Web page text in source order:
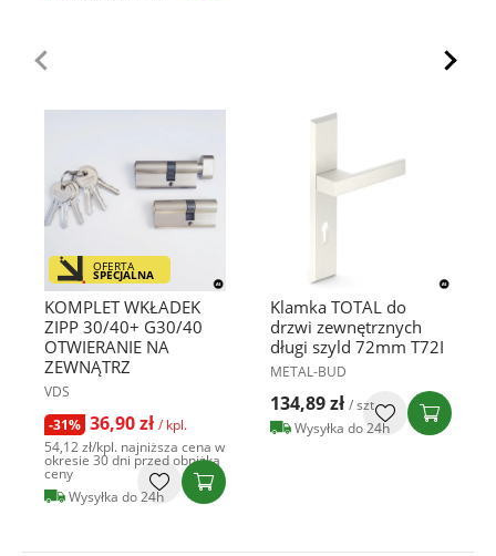
OFERTA
SPECJALNA
KOMPLET WKŁADEK
ZIPP 30/40+ G30/40
OTWIERANIE NA
ZEWNĄTRZ
VDS
-31% 36,90 zł / kpl.
54,12 zł/kpl. najniższa cena w
okresie 30 dni przed obniżką
ceny
Wysyłka do 24h
Klamka TOTAL do
drzwi zewnętrznych
długi szyld 72mm T72I
METAL-BUD
134,89 zł / szt
Wysyłka do 24h